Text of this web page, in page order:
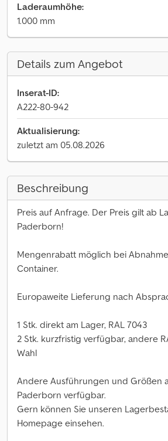
Laderaumhöhe:
1.000 mm
Details zum Angebot
Inserat-ID:
A222-80-942
Aktualisierung:
zuletzt am 05.08.2026
Beschreibung
Preis auf Anfrage. Der Preis gilt ab
Paderborn!
Mengenrabatt möglich bei
Container.
Europaweite Lieferung nach
1 Stk. direkt am Lager, RAL 7043
2 Stk. kurzfristig verfügbar, andere
Wahl
Andere Ausführungen und Größen
Paderborn verfügbar.
Gern können Sie unseren
Homepage einsehen.